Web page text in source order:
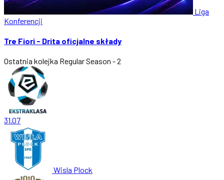
Liga
Konferencji
Tre Fiori - Drita oficjalne składy
Ostatnia kolejka Regular Season - 2
31.07
Wisla Plock